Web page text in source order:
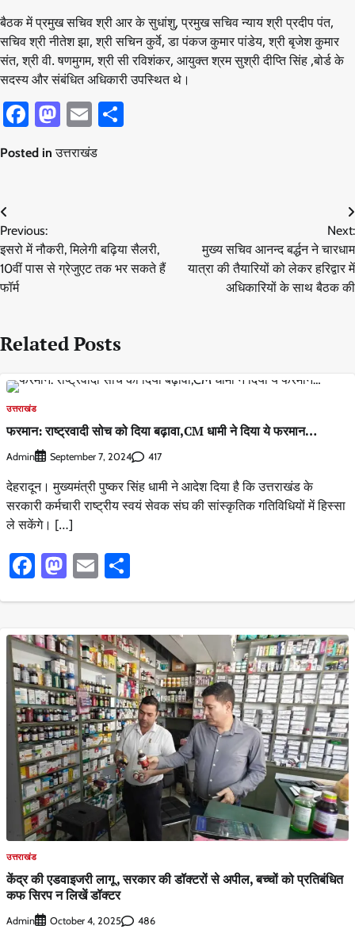
बैठक में प्रमुख सचिव श्री आर के सुधांशु, प्रमुख सचिव न्याय श्री प्रदीप पंत,
सचिव श्री नीतेश झा, श्री सचिन कुर्वे, डा पंकज कुमार पांडेय, श्री बृजेश कुमार
संत, श्री वी. षणमुगम, श्री सी रविशंकर, आयुक्त श्रम सुश्री दीप्ति सिंह ,बोर्ड के
सदस्य और संबंधित अधिकारी उपस्थित थे।
Facebook
Mastodon
Email
Posted inउत्तराखंड
Post
navigation
Previous:
इसरो में नौकरी, मिलेगी बढ़िया सैलरी,
10वीं पास से ग्रेजुएट तक भर सकते हैं
फॉर्म
Next:
मुख्य सचिव आनन्द बर्द्धन ने चारधाम
यात्रा की तैयारियों को लेकर हरिद्वार में
अधिकारियों के साथ बैठक की
Related Posts
उत्तराखंड
फरमान: राष्ट्रवादी सोच को दिया बढ़ावा,CM धामी ने दिया ये फरमान…
Admin September 7, 2024 417
देहरादून। मुख्यमंत्री पुष्कर सिंह धामी ने आदेश दिया है कि उत्तराखंड के
सरकारी कर्मचारी राष्ट्रीय स्वयं सेवक संघ की सांस्कृतिक गतिविधियों में हिस्सा
ले सकेंगे। […]
Facebook
Mastodon
Email
उत्तराखंड
केंद्र की एडवाइजरी लागू , सरकार की डॉक्टरों से अपील, बच्चों को प्रतिबंधित
कफ सिरप न लिखें डॉक्टर
Admin October 4, 2025 486